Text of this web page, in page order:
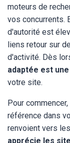
moteurs de
vos concurrents.
d'autorité est
liens retour sur
d'activité. Dès
adaptée est
votre site.
Pour
référence dans
renvoient vers
apprécie les